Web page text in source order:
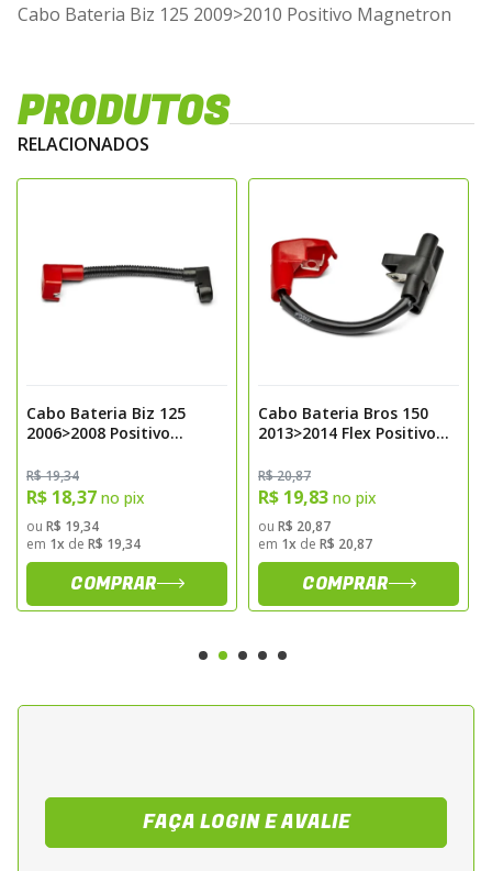
Cabo Bateria Biz 125 2009>2010 Positivo Magnetron
PRODUTOS
RELACIONADOS
Cabo Bateria Biz 125
2006>2008 Positivo
R$ 19,34
R$ 18,37 no pix
ou R$ 19,34
em 1x de R$ 19,34
COMPRAR
Cabo Bateria Bros 150
2013>2014 Flex Positivo
R$ 20,87
R$ 19,83 no pix
ou R$ 20,87
em 1x de R$ 20,87
COMPRAR
FAÇA LOGIN E AVALIE